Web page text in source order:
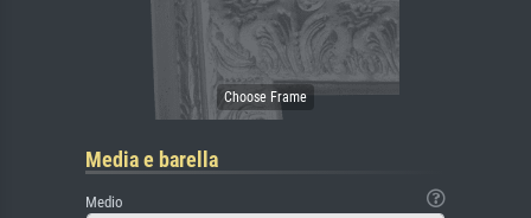
Media e barella
Medio